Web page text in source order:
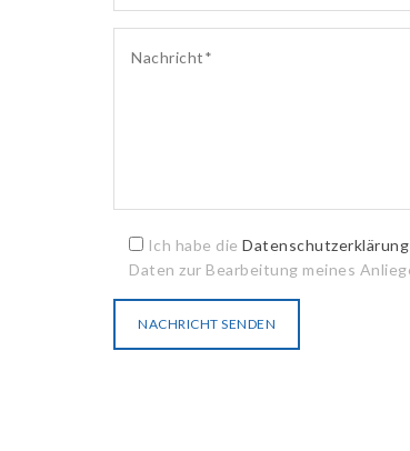
Ich habe die Datenschutzerklärung
Daten zur Bearbeitung meines